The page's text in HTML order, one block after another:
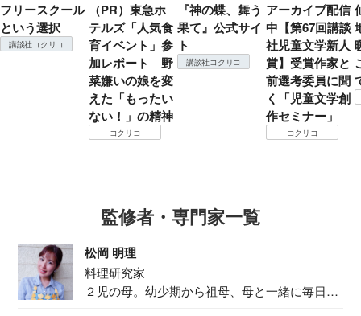
フリースクール
という選択
講談社コクリコ
（PR）東急ホ
テルズ「人気食
育イベント」参
加レポート 野
菜嫌いの娘を変
えた「もったい
ない！」の精神
コクリコ
『神の蝶、舞う
果て』公式サイ
ト
講談社コクリコ
アーカイブ配信
中【第67回講談
社児童文学新人
賞】受賞作家と
前選考委員に聞
く「児童文学創
作セミナー」
コクリコ
監修者・専門家一覧
松岡 明理
料理研究家
２児の母。幼少期から祖母、母と一緒に毎日の